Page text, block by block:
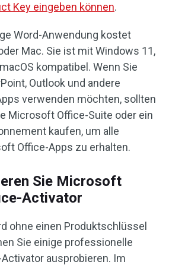
Key eingeben können.
Word-Anwendung kostet
Mac. Sie ist mit Windows 11,
kompatibel. Wenn Sie
Outlook und andere
verwenden möchten, sollten
Microsoft Office-Suite oder ein
kaufen, um alle
Office-Apps zu erhalten.
Sie Microsoft
Activator
ohne einen Produktschlüssel
Sie einige professionelle
ausprobieren. Im